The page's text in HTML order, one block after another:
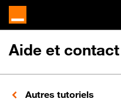
Aide et contact
Autres tutoriels